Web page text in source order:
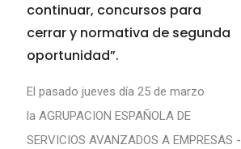
continuar, concursos para
cerrar y normativa de segunda
oportunidad”.
El pasado jueves día 25 de marzo
la AGRUPACION ESPAÑOLA DE
SERVICIOS AVANZADOS A EMPRESAS -